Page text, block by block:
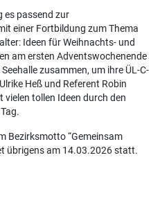
es passend zur
einer Fortbildung zum Thema
Ideen für Weihnachts- und
am ersten Adventswochenende
zusammen, um ihre ÜL-C-
Heß und Referent Robin
tollen Ideen durch den
Bezirksmotto “Gemeinsam
übrigens am 14.03.2026 statt.